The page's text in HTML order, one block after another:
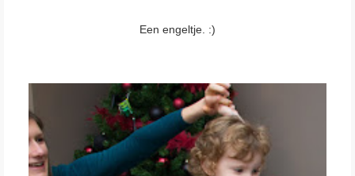
Een engeltje. :)